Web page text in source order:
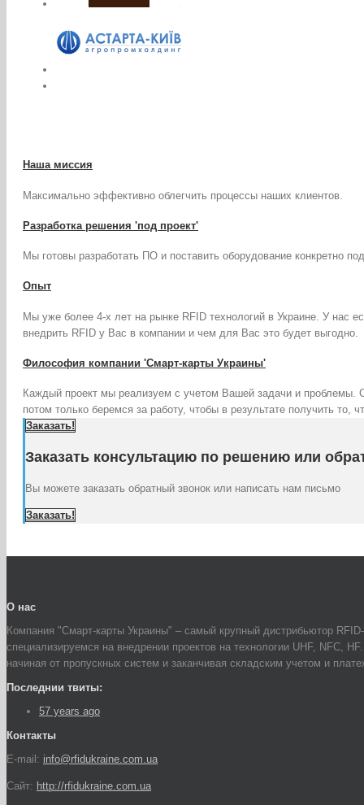
Наша миссия
Максимально эффективно облегчить процессы наших клиентов.
Разработка решения 'под проект'
Мы готовы разработать ПО и поставить оборудование конкретно
Опыт
Мы уже более 4-х лет на рынке RFID технологий в Украине. У нас
внедрить RFID у Вас в компании и чем для Вас это будет выгодно.
Философия компании 'Смарт-карты Украины'
Каждый проект мы реализуем с учетом Вашей задачи и
потом только беремся за работу, чтобы в результате получить то,
Заказать!
Заказать консультацию по решению или
Вы можете заказать обратный звонок или написать нам письмо
Заказать!
О нас
Компания "Смарт-карты Украины" – самый крупный дистрибьютор
специализируемся на внедрении проектов на технологии UHF, NFC,
начиная от пропускных систем и заканчивая складским учетом и
Последнии твиты:
57 years ago
Контакты
E-mail: info@rfidukraine.com.ua
Сайт: http://rfidukraine.com.ua